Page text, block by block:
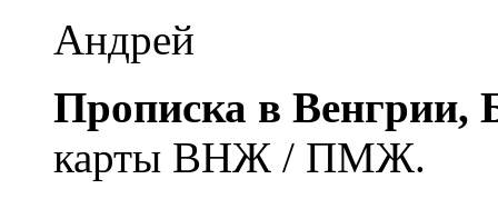
Андрей
Прописка в Венгрии,
карты ВНЖ / ПМЖ.